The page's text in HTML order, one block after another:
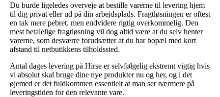
Du burde ligeledes overveje at bestille varerne til levering hjem
til dig privat eller ud på din arbejdsplads. Fragtløsningen er oftest
en tak mere pebret, men endvidere rigtig overkommelig. Den
mest betalelige fragtløsning vil dog altid være at du selv henter
varerne, som desværre forudsætter at du har bopæl med kort
afstand til netbutikkens tilholdssted.
Antal dages levering på Hirse er selvfølgelig ekstremt vigtig hvis
vi absolut skal bruge dine nye produkter nu og her, og i det
øjemed er det fuldkommen essentielt at man ser nærmere på
leveringstiden for den relevante vare.